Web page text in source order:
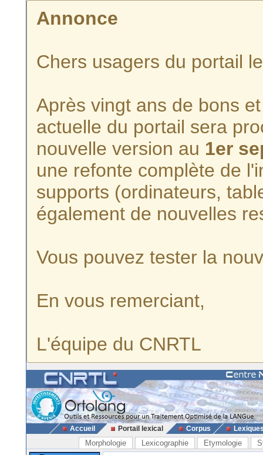
Annonce
Chers usagers du portail
Après vingt ans de bons
actuelle du portail sera
nouvelle version au 1er
une refonte complète de
supports (ordinateurs,
également de nouvelles
Vous pouvez tester la
En vous remerciant,
L'équipe du CNRTL
Accueil Portail lexical Corpus
Morphologie Lexicographie Etymologie